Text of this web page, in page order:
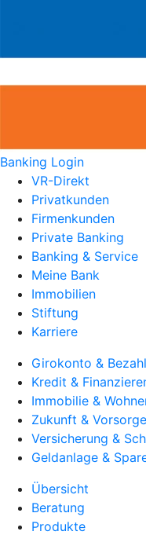
Banking Login
VR-Direkt
Privatkunden
Firmenkunden
Private Banking
Banking & Service
Meine Bank
Immobilien
Stiftung
Karriere
Girokonto &
Kredit &
Immobilie &
Zukunft &
Versicherung &
Geldanlage &
Übersicht
Beratung
Produkte